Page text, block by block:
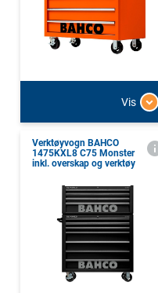
Vis
Verktøyvogn BAHCO
1475KXL8 C75 Monster
inkl. overskap og verktøy